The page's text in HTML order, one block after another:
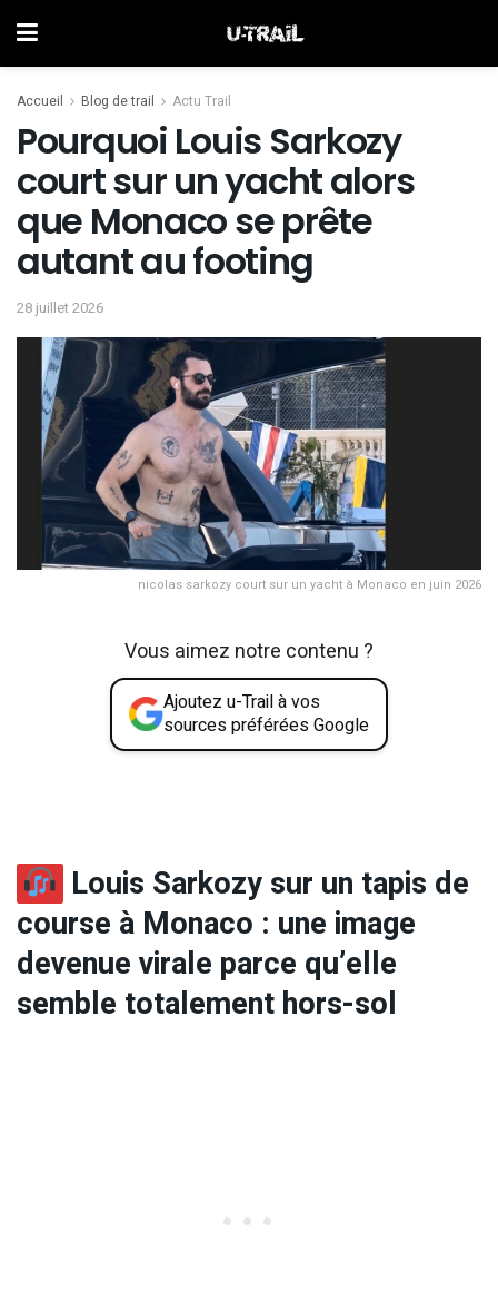
Accueil Blog de trail Actu Trail
Pourquoi Louis Sarkozy
court sur un yacht alors
que Monaco se prête
autant au footing
28 juillet 2026
nicolas sarkozy court sur un yacht à Monaco en juin 2026
Vous aimez notre contenu ?
Ajoutez u-Trail à vos
sources préférées Google
Louis Sarkozy sur un tapis de
course à Monaco : une image
devenue virale parce qu’elle
semble totalement hors-sol